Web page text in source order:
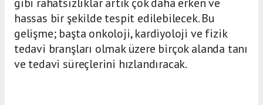
gibi rahatsızlıklar artık çok daha erken ve
hassas bir şekilde tespit edilebilecek. Bu
gelişme; başta onkoloji, kardiyoloji ve fizik
tedavi branşları olmak üzere birçok alanda tanı
ve tedavi süreçlerini hızlandıracak.